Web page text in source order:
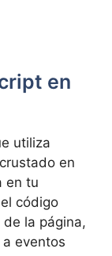
en
utiliza
en
en tu
código
de la página,
eventos